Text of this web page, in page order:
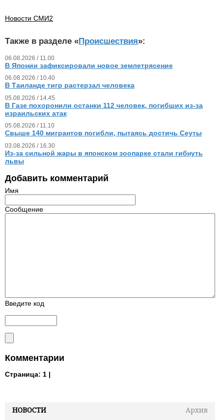
НОВОСТИ
Архив
Новости СМИ2
Также в разделе «Происшествия»:
06.08.2026 / 11.00
В Японии зафиксировали новое землетрясение
06.08.2026 / 10.40
В Таиланде тигр растерзал человека
05.08.2026 / 14.45
В Газе похоронили останки 112 человек, погибших из‑за
израильских атак
05.08.2026 / 11.10
Свыше 140 мигрантов погибли, пытаясь достичь Сеуты
03.08.2026 / 16.30
Из‑за сильной жары в японском зоопарке стали гибнуть
львы
Добавить комментарий
Имя
Сообщение
Введите код
Комментарии
Страница: 1 |